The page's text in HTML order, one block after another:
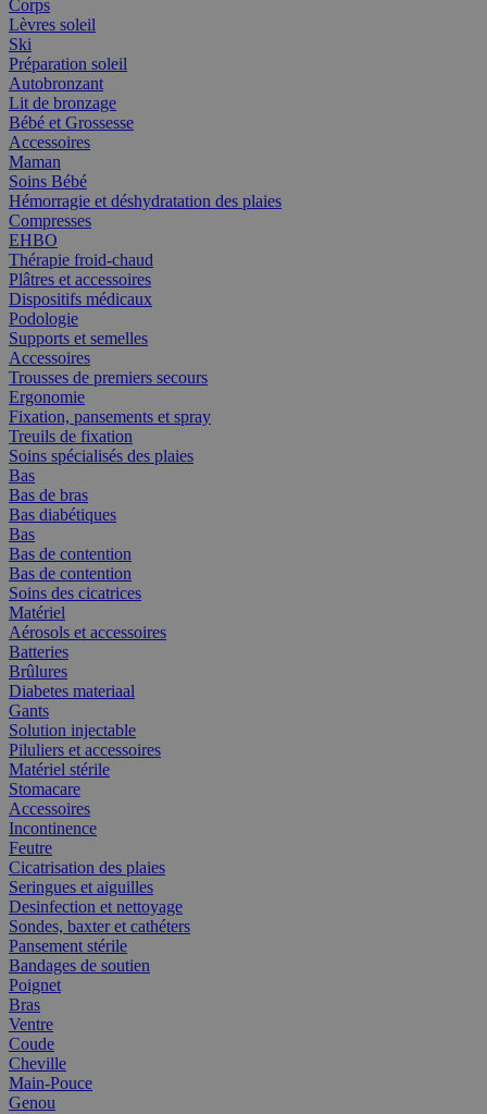
Corps
Lèvres soleil
Ski
Préparation soleil
Autobronzant
Lit de bronzage
Bébé et Grossesse
Accessoires
Maman
Soins Bébé
Hémorragie et déshydratation des plaies
Compresses
EHBO
Thérapie froid-chaud
Plâtres et accessoires
Dispositifs médicaux
Podologie
Supports et semelles
Accessoires
Trousses de premiers secours
Ergonomie
Fixation, pansements et spray
Treuils de fixation
Soins spécialisés des plaies
Bas
Bas de bras
Bas diabétiques
Bas
Bas de contention
Bas de contention
Soins des cicatrices
Matériel
Aérosols et accessoires
Batteries
Brûlures
Diabetes materiaal
Gants
Solution injectable
Piluliers et accessoires
Matériel stérile
Stomacare
Accessoires
Incontinence
Feutre
Cicatrisation des plaies
Seringues et aiguilles
Desinfection et nettoyage
Sondes, baxter et cathéters
Pansement stérile
Bandages de soutien
Poignet
Bras
Ventre
Coude
Cheville
Main-Pouce
Genou